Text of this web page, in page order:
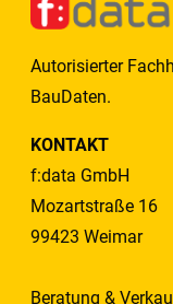
Autorisierter
BauDaten.
KONTAKT
f:data GmbH
Mozartstraße 16
99423 Weimar
Beratung &